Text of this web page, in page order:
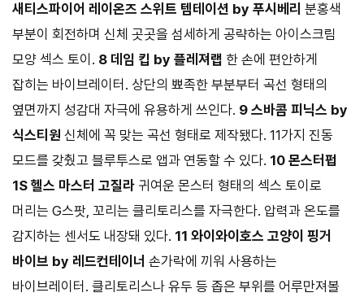
새티스파이어 레이온즈 스위트 템테이션 by 푸시베리 분홍색
부분이 회전하며 신체 곳곳을 섬세하게 공략하는 아이스크림
모양 섹스 토이. 8 데임 킵 by 플레져랩 한 손에 편안하게
잡히는 바이브레이터. 상단의 뾰족한 부분부터 곡선 형태의
옆면까지 성감대 자극에 유용하게 쓰인다. 9 스바콤 피닉스 by
식스티원 신체에 꼭 맞는 곡선 형태로 제작됐다. 11가지 진동
모드를 갖췄고 블루투스로 앱과 연동할 수 있다. 10 몬스터펍
1S 헬스 마스터 고질라 귀여운 몬스터 형태의 섹스 토이로
머리는 G스팟, 꼬리는 클리토리스를 자극한다. 압력과 온도를
감지하는 센서도 내장돼 있다. 11 와이와이호스 고양이 핑거
바이브 by 레드컨테이너 손가락에 끼워 사용하는
바이브레이터. 클리토리스나 유두 등 좁은 부위를 어루만져볼